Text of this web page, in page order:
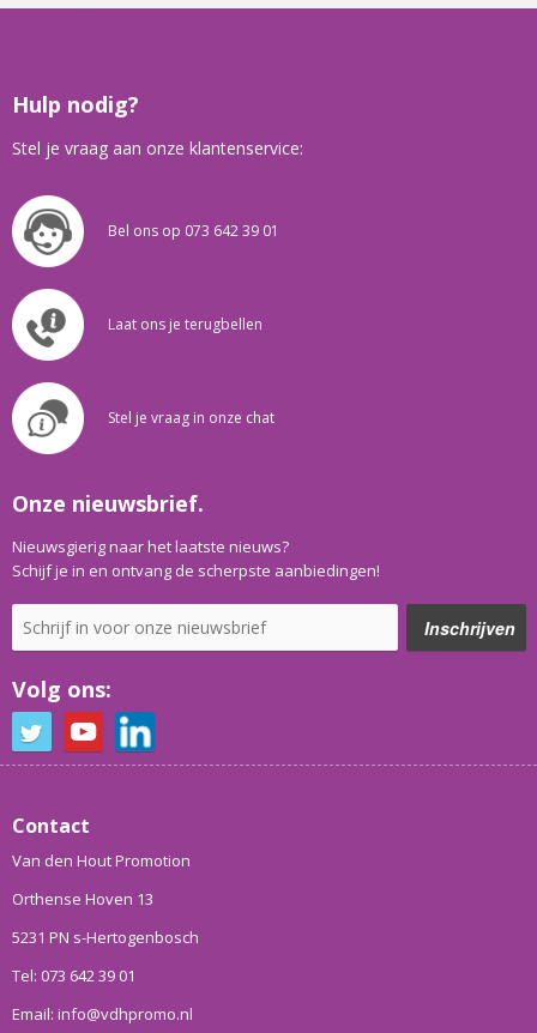
Hulp nodig?
Stel je vraag aan onze klantenservice:
Bel ons op 073 642 39 01
Laat ons je terugbellen
Stel je vraag in onze chat
Onze nieuwsbrief.
Nieuwsgierig naar het laatste nieuws?
Schijf je in en ontvang de scherpste aanbiedingen!
Volg ons:
Contact
Van den Hout Promotion
Orthense Hoven 13
5231 PN s-Hertogenbosch
Tel: 073 642 39 01
Email: info@vdhpromo.nl